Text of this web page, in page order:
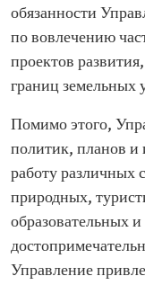
обязанности
по вовлечению
проектов
границ земельных
Помимо этого,
политик, планов и
работу различных
природных,
образовательных
Управление